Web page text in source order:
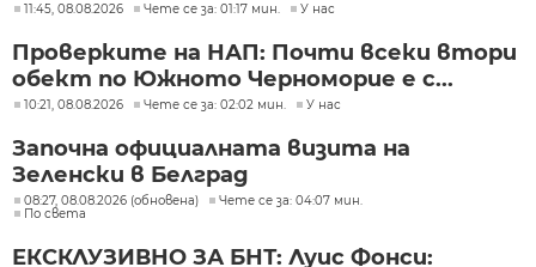
11:45, 08.08.2026 Чете се за: 01:17 мин. У нас
Проверките на НАП: Почти всеки втори
обект по Южното Черноморие е с...
10:21, 08.08.2026 Чете се за: 02:02 мин. У нас
Започна официалната визита на
Зеленски в Белград
08:27, 08.08.2026 (обновена)
Чете се за: 04:07 мин.
По света
ЕКСКЛУЗИВНО ЗА БНТ: Луис Фонси: